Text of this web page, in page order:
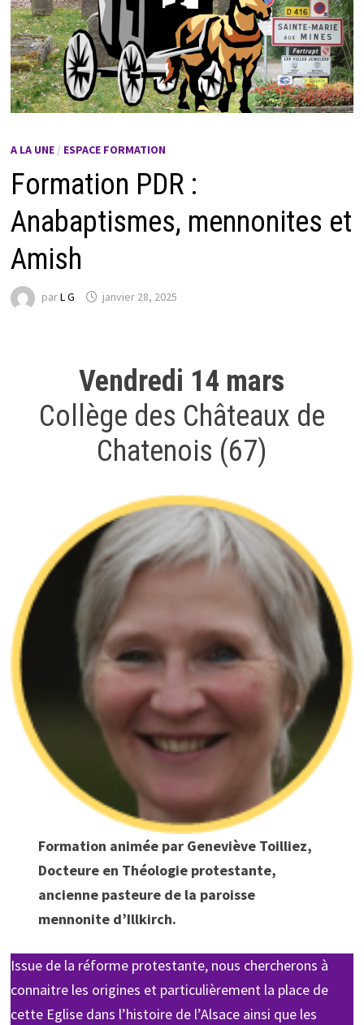
A LA UNE/ ESPACE FORMATION
Formation PDR :
Anabaptismes, mennonites et
Amish
parL G janvier 28, 2025
Vendredi 14 mars
Collège des Châteaux de
Chatenois (67)
Formation animée par Geneviève Toilliez,
Docteure en Théologie protestante,
ancienne pasteure de la paroisse
mennonite d’Illkirch.
Issue de la réforme protestante, nous chercherons à
connaitre les origines et particulièrement la place de
cette Eglise dans l’histoire de l’Alsace ainsi que les